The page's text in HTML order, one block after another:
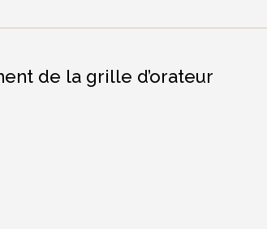
de la grille d’orateur